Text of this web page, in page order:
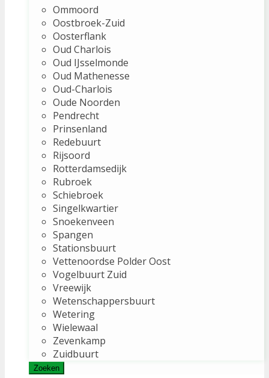
Ommoord
Oostbroek-Zuid
Oosterflank
Oud Charlois
Oud IJsselmonde
Oud Mathenesse
Oud-Charlois
Oude Noorden
Pendrecht
Prinsenland
Redebuurt
Rijsoord
Rotterdamsedijk
Rubroek
Schiebroek
Singelkwartier
Snoekenveen
Spangen
Stationsbuurt
Vettenoordse Polder Oost
Vogelbuurt Zuid
Vreewijk
Wetenschappersbuurt
Wetering
Wielewaal
Zevenkamp
Zuidbuurt
Zoeken